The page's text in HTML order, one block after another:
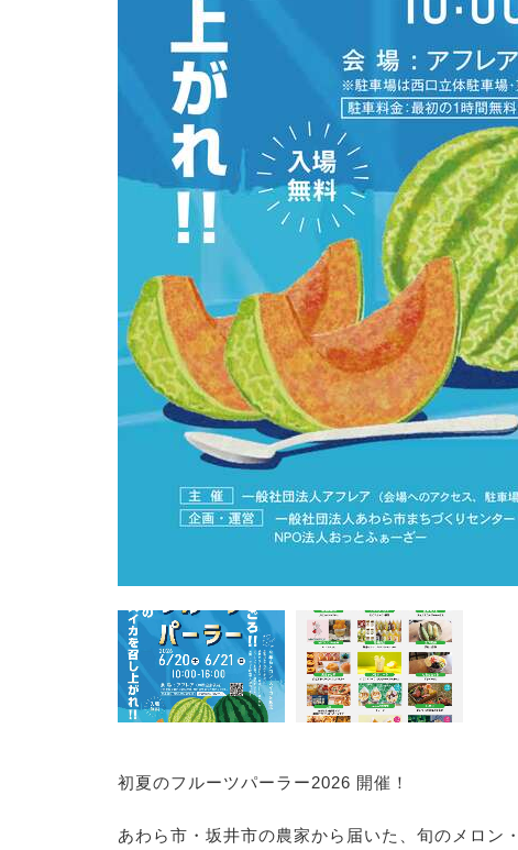
初夏のフルーツパーラー2026 開催！
あわら市・坂井市の農家から届いた、旬のメロン